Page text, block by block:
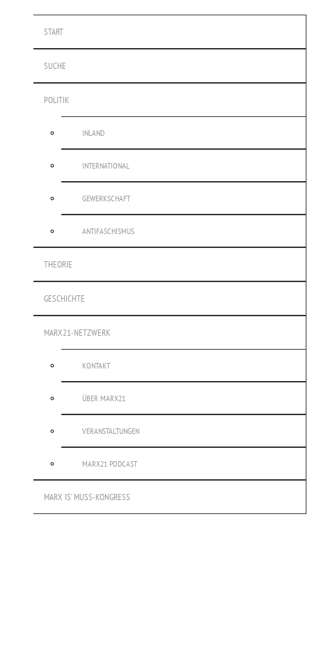
START
SUCHE
POLITIK
INLAND
INTERNATIONAL
GEWERKSCHAFT
ANTIFASCHISMUS
THEORIE
GESCHICHTE
MARX21-NETZWERK
KONTAKT
ÜBER MARX21
VERANSTALTUNGEN
MARX21 PODCAST
MARX IS’ MUSS-KONGRESS